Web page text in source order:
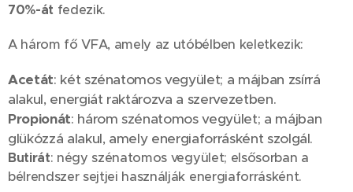
70%-át fedezik.
A három fő VFA, amely az utóbélben keletkezik:
Acetát: két szénatomos vegyület; a májban zsírrá
alakul, energiát raktározva a szervezetben.
Propionát: három szénatomos vegyület; a májban
glükózzá alakul, amely energiaforrásként szolgál.
Butirát: négy szénatomos vegyület; elsősorban a
bélrendszer sejtjei használják energiaforrásként.